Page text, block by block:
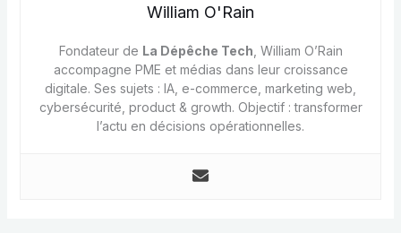
William O'Rain
Fondateur de La Dépêche Tech , William O’Rain
accompagne PME et médias dans leur croissance
digitale. Ses sujets : IA, e-commerce, marketing web,
cybersécurité, product & growth. Objectif : transformer
l’actu en décisions opérationnelles.